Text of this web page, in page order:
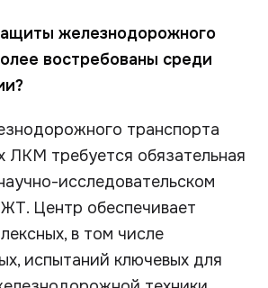
железнодорожного
востребованы среди
транспорта
ЛКМ требуется обязательная
исследовательском
Центр обеспечивает
в том числе
испытаний ключевых для